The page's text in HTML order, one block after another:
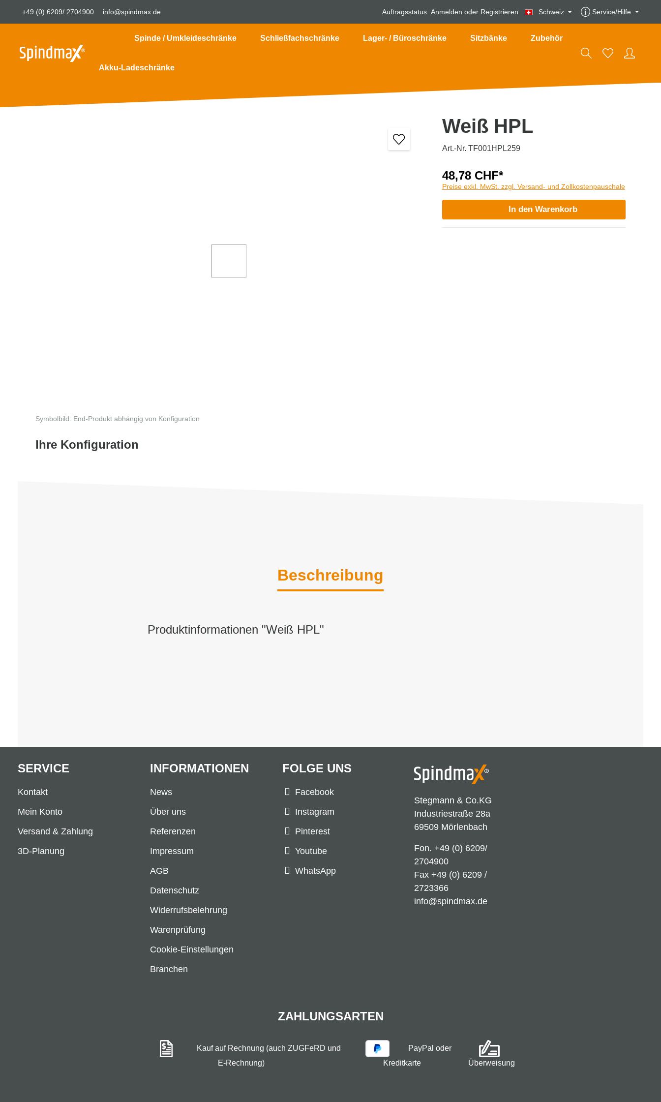
+49 (0) 6209/ 2704900 info@spindmax.de Auftragsstatus Anmelden oder Registrieren Schweiz Service/Hilfe
Spinde / Umkleideschränke Schließfachschränke Lager- / Büroschränke Sitzbänke Zubehör
Akku-Ladeschränke
Symbolbild: End-Produkt abhängig von Konfiguration
Ihre Konfiguration
Weiß HPL
Art.-Nr. TF001HPL259
48,78 CHF*
Preise exkl. MwSt. zzgl. Versand- und Zollkostenpauschale
In den Warenkorb
Beschreibung
Produktinformationen "Weiß HPL"
Stegmann & Co.KG
Industriestraße 28a
69509 Mörlenbach
Fon. +49 (0) 6209/
2704900
Fax +49 (0) 6209 /
2723366
info@spindmax.de
FOLGE UNS
Facebook
Instagram
Pinterest
Youtube
WhatsApp
SERVICE
Kontakt
Mein Konto
Versand & Zahlung
3D-Planung
INFORMATIONEN
News
Über uns
Referenzen
Impressum
AGB
Datenschutz
Widerrufsbelehrung
Warenprüfung
Cookie-Einstellungen
Branchen
ZAHLUNGSARTEN
Kauf auf Rechnung (auch ZUGFeRD und
E-Rechnung)
PayPal oder
Kreditkarte
Überweisung